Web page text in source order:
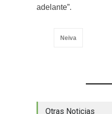
adelante”.
Neiva
Otras Noticias